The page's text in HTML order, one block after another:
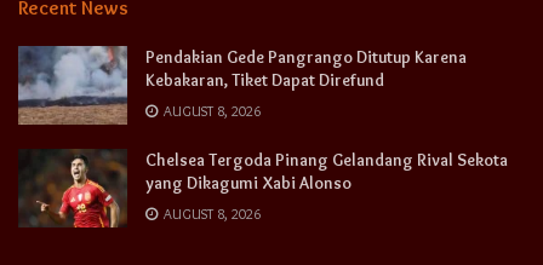
Recent News
Pendakian Gede Pangrango Ditutup Karena
Kebakaran, Tiket Dapat Direfund
AUGUST 8, 2026
Chelsea Tergoda Pinang Gelandang Rival Sekota
yang Dikagumi Xabi Alonso
AUGUST 8, 2026